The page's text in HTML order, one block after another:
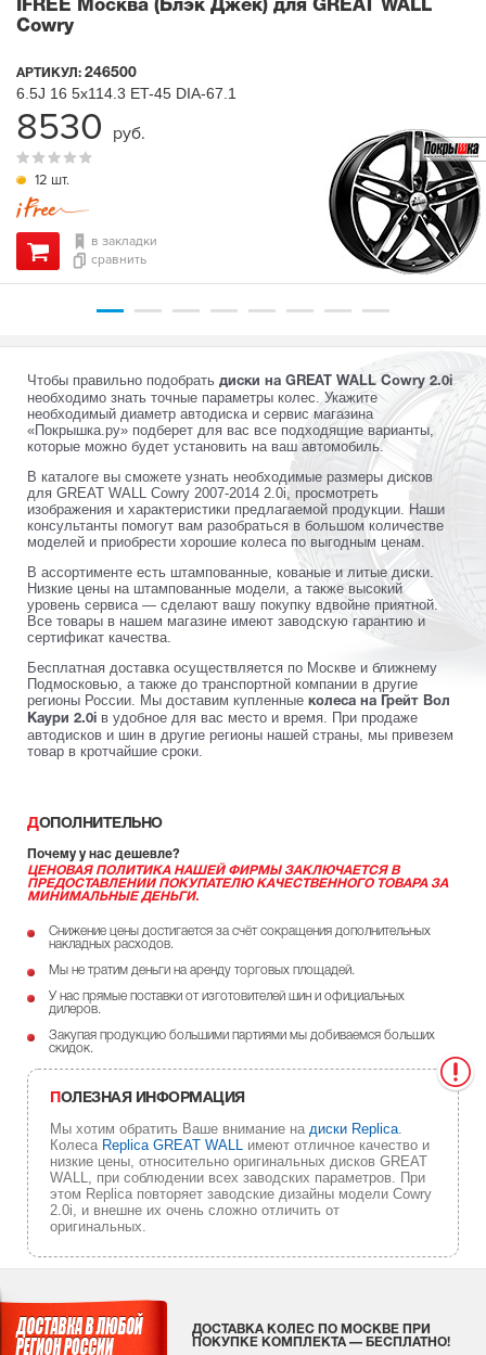
IFREE Москва (Блэк Джек) для GREAT WALL
Cowry
АРТИКУЛ: 246500
12 шт.
6.5J 16 5x114.3 ET-45 DIA-67.1
в закладки
сравнить
8530 руб.
Чтобы правильно подобрать диски на GREAT WALL Cowry 2.0i
необходимо знать точные параметры колес. Укажите
необходимый диаметр автодиска и сервис магазина
«Покрышка.ру» подберет для вас все подходящие варианты,
которые можно будет установить на ваш автомобиль.
В каталоге вы сможете узнать необходимые размеры дисков
для GREAT WALL Cowry 2007-2014 2.0i, просмотреть
изображения и характеристики предлагаемой продукции. Наши
консультанты помогут вам разобраться в большом количестве
моделей и приобрести хорошие колеса по выгодным ценам.
В ассортименте есть штампованные, кованые и литые диски.
Низкие цены на штампованные модели, а также высокий
уровень сервиса — сделают вашу покупку вдвойне приятной.
Все товары в нашем магазине имеют заводскую гарантию и
сертификат качества.
Бесплатная доставка осуществляется по Москве и ближнему
Подмосковью, а также до транспортной компании в другие
регионы России. Мы доставим купленные колеса на Грейт Вол
Каури 2.0i в удобное для вас место и время. При продаже
автодисков и шин в другие регионы нашей страны, мы привезем
товар в кротчайшие сроки.
ДОПОЛНИТЕЛЬНО
Почему у нас дешевле?
ЦЕНОВАЯ ПОЛИТИКА НАШЕЙ ФИРМЫ ЗАКЛЮЧАЕТСЯ В
ПРЕДОСТАВЛЕНИИ ПОКУПАТЕЛЮ КАЧЕСТВЕННОГО ТОВАРА ЗА
МИНИМАЛЬНЫЕ ДЕНЬГИ.
Снижение цены достигается за счёт сокращения дополнительных
накладных расходов.
Мы не тратим деньги на аренду торговых площадей.
У нас прямые поставки от изготовителей шин и официальных
дилеров.
Закупая продукцию большими партиями мы добиваемся больших
скидок.
ПОЛЕЗНАЯ ИНФОРМАЦИЯ
Мы хотим обратить Ваше внимание на диски Replica.
Колеса Replica GREAT WALL имеют отличное качество и
низкие цены, относительно оригинальных дисков GREAT
WALL, при соблюдении всех заводских параметров. При
этом Replica повторяет заводские дизайны модели Cowry
2.0i, и внешне их очень сложно отличить от
оригинальных.
ДОСТАВКА КОЛЕС ПО МОСКВЕ ПРИ
ПОКУПКЕ КОМПЛЕКТА — БЕСПЛАТНО!